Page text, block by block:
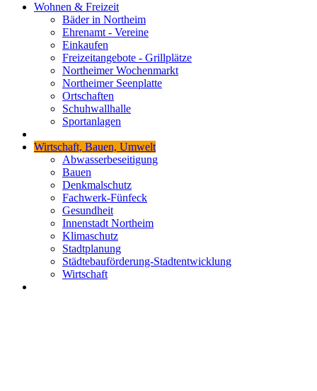
Wohnen & Freizeit
Bäder in Northeim
Ehrenamt - Vereine
Einkaufen
Freizeitangebote - Grillplätze
Northeimer Wochenmarkt
Northeimer Seenplatte
Ortschaften
Schuhwallhalle
Sportanlagen
Wirtschaft, Bauen, Umwelt
Abwasserbeseitigung
Bauen
Denkmalschutz
Fachwerk-Fünfeck
Gesundheit
Innenstadt Northeim
Klimaschutz
Stadtplanung
Städtebauförderung-Stadtentwicklung
Wirtschaft